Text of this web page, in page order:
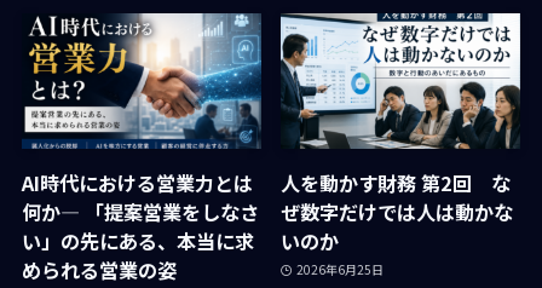
AI時代における営業力とは
何か― 「提案営業をしなさ
い」の先にある、本当に求
められる営業の姿
人を動かす財務 第2回 な
ぜ数字だけでは人は動かな
いのか
2026年6月25日